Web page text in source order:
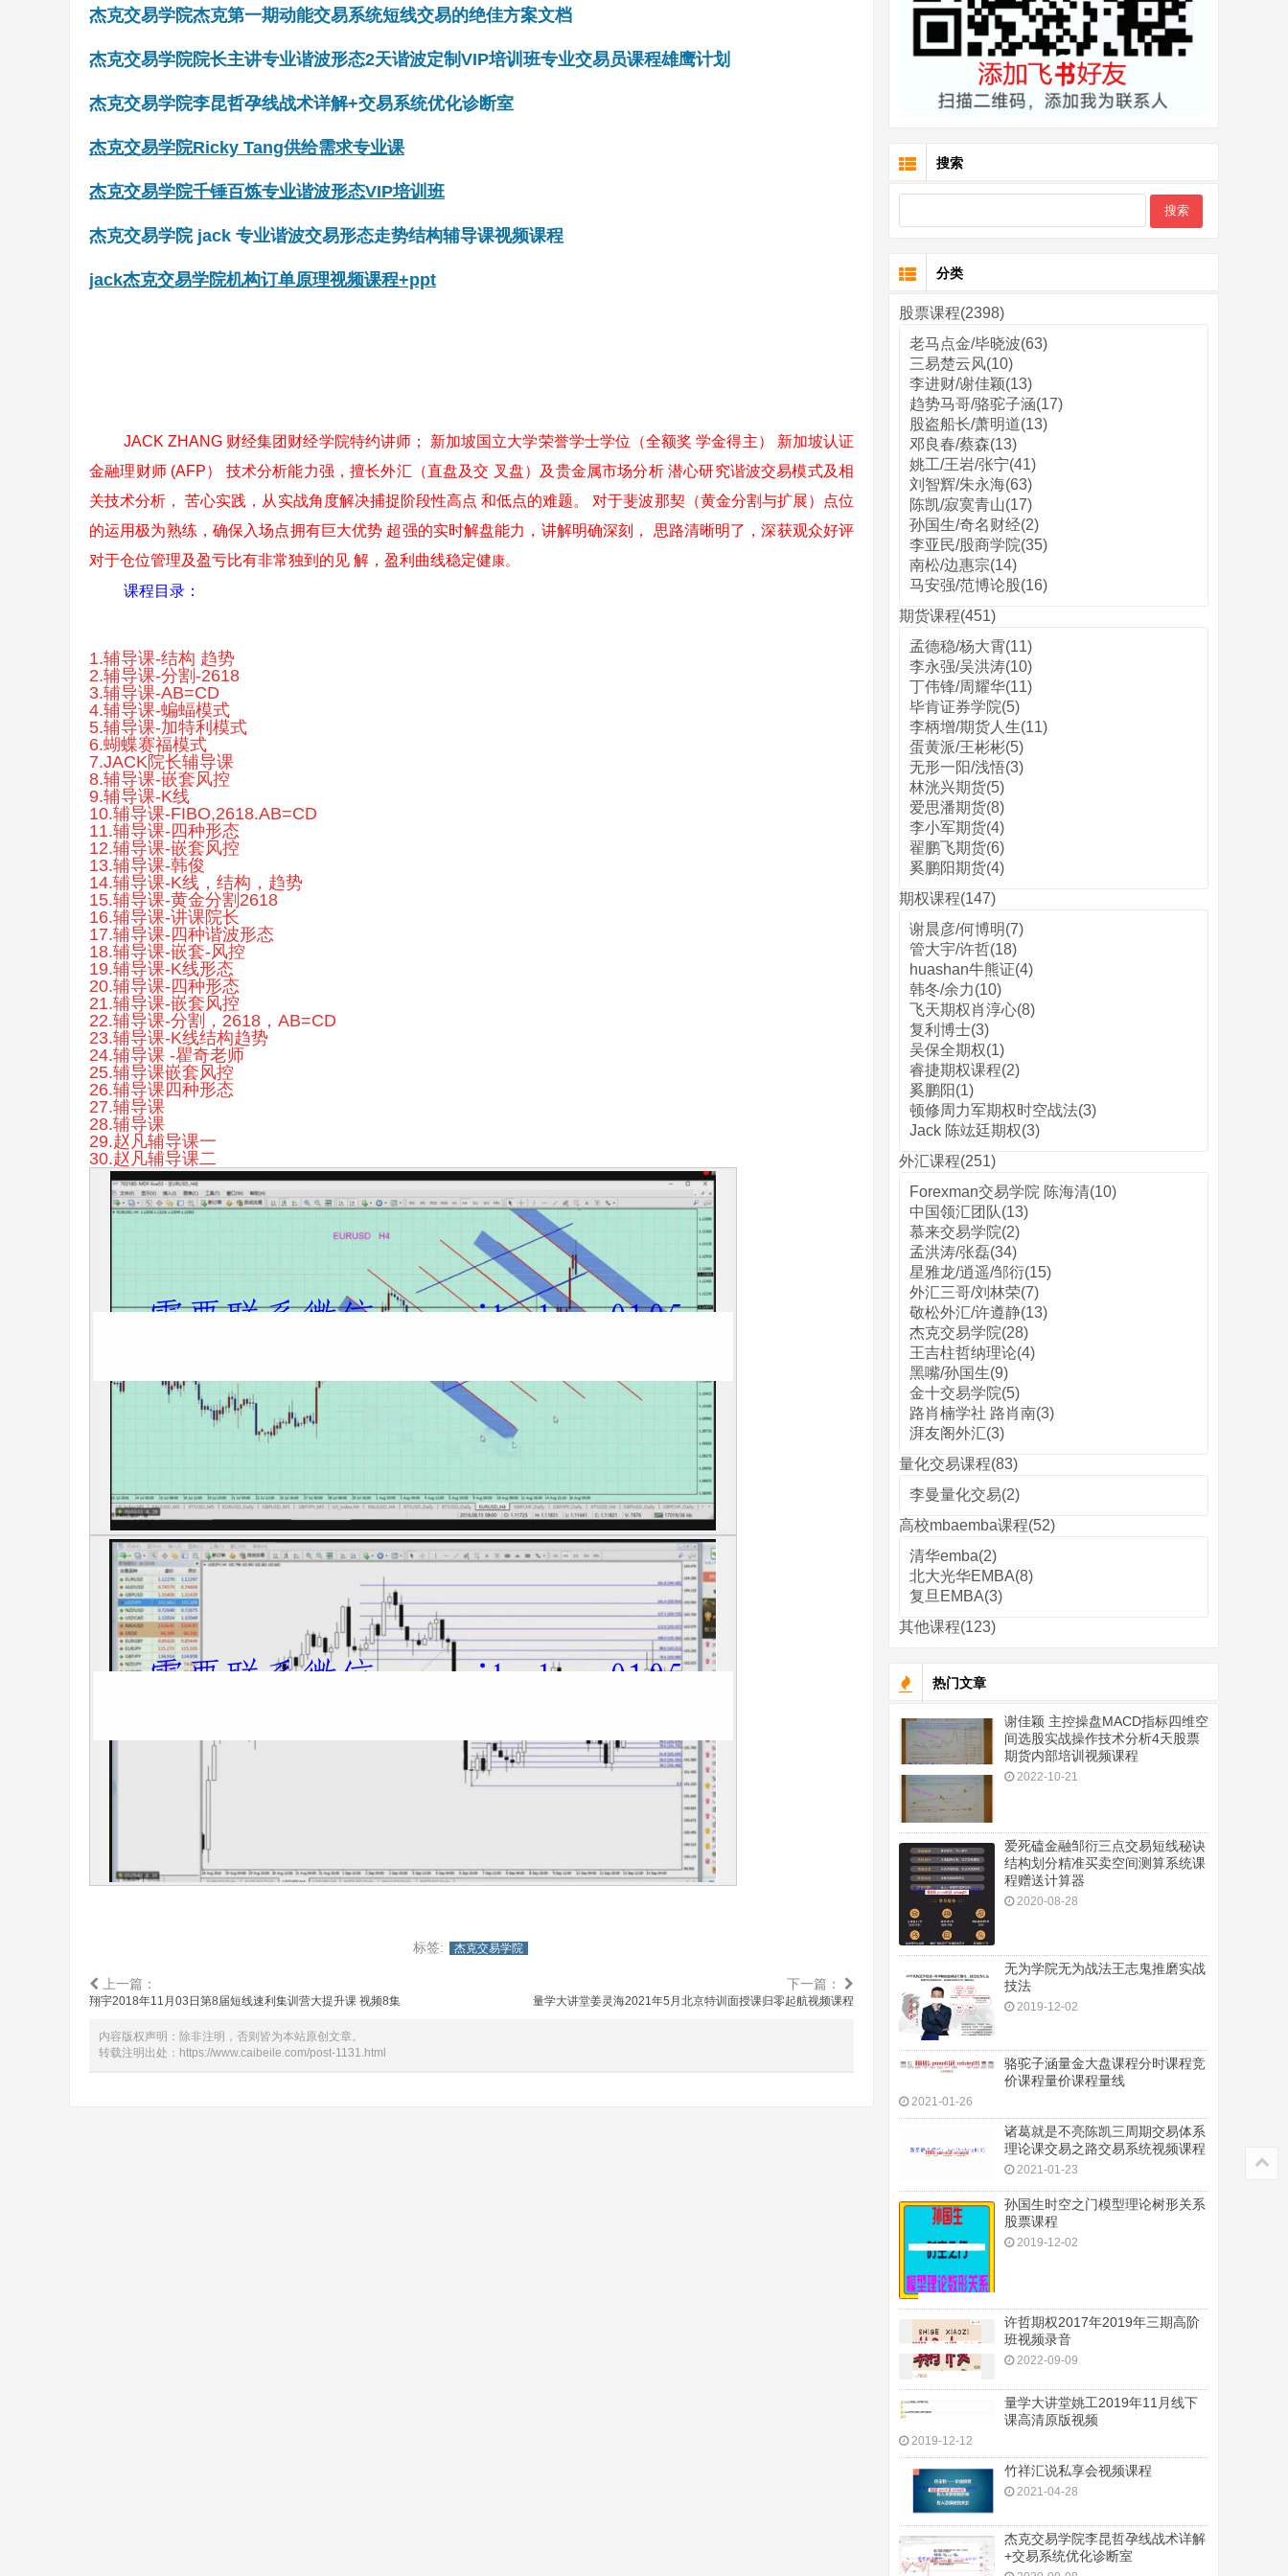
杰克交易学院杰克第一期动能交易系统短线交易的绝佳方案文档
杰克交易学院院长主讲专业谐波形态2天谐波定制VIP培训班专业交易员课程雄鹰计划
杰克交易学院李昆哲孕线战术详解+交易系统优化诊断室
杰克交易学院Ricky Tang供给需求专业课
杰克交易学院千锤百炼专业谐波形态VIP培训班
杰克交易学院 jack 专业谐波交易形态走势结构辅导课视频课程
jack杰克交易学院机构订单原理视频课程+ppt
JACK ZHANG 财经集团财经学院特约讲师； 新加坡国立大学荣誉学士学位（全额奖 学金得主） 新加坡认证
金融理财师 (AFP） 技术分析能力强，擅长外汇（直盘及交 叉盘）及贵金属市场分析 潜心研究谐波交易模式及相
关技术分析， 苦心实践，从实战角度解决捕捉阶段性高点 和低点的难题。 对于斐波那契（黄金分割与扩展）点位
的运用极为熟练，确保入场点拥有巨大优势 超强的实时解盘能力，讲解明确深刻， 思路清晰明了，深获观众好评
对于仓位管理及盈亏比有非常独到的见 解，盈利曲线稳定健康。
课程目录：
1.辅导课-结构 趋势
2.辅导课-分割-2618
3.辅导课-AB=CD
4.辅导课-蝙蝠模式
5.辅导课-加特利模式
6.蝴蝶赛福模式
7.JACK院长辅导课
8.辅导课-嵌套风控
9.辅导课-K线
10.辅导课-FIBO,2618.AB=CD
11.辅导课-四种形态
12.辅导课-嵌套风控
13.辅导课-韩俊
14.辅导课-K线，结构，趋势
15.辅导课-黄金分割2618
16.辅导课-讲课院长
17.辅导课-四种谐波形态
18.辅导课-嵌套-风控
19.辅导课-K线形态
20.辅导课-四种形态
21.辅导课-嵌套风控
22.辅导课-分割，2618，AB=CD
23.辅导课-K线结构趋势
24.辅导课 -瞿奇老师
25.辅导课嵌套风控
26.辅导课四种形态
27.辅导课
28.辅导课
29.赵凡辅导课一
30.赵凡辅导课二
标签: 杰克交易学院
上一篇：
翔宇2018年11月03日第8届短线速利集训营大提升课 视频8集
下一篇：
量学大讲堂姜灵海2021年5月北京特训面授课归零起航视频课程
内容版权声明：除非注明，否则皆为本站原创文章。
转载注明出处： https://www.caibeile.com/post-1131.html
搜索
分类
股票课程(2398)
老马点金/毕晓波(63)
三易楚云风(10)
李进财/谢佳颖(13)
趋势马哥/骆驼子涵(17)
股盗船长/萧明道(13)
邓良春/蔡森(13)
姚工/王岩/张宁(41)
刘智辉/朱永海(63)
陈凯/寂寞青山(17)
孙国生/奇名财经(2)
李亚民/股商学院(35)
南松/边惠宗(14)
马安强/范博论股(16)
期货课程(451)
孟德稳/杨大霄(11)
李永强/吴洪涛(10)
丁伟锋/周耀华(11)
毕肯证券学院(5)
李柄增/期货人生(11)
蛋黄派/王彬彬(5)
无形一阳/浅悟(3)
林洸兴期货(5)
爱思潘期货(8)
李小军期货(4)
翟鹏飞期货(6)
奚鹏阳期货(4)
期权课程(147)
谢晨彦/何博明(7)
管大宇/许哲(18)
huashan牛熊证(4)
韩冬/余力(10)
飞天期权肖淳心(8)
复利博士(3)
吴保全期权(1)
睿捷期权课程(2)
奚鹏阳(1)
顿修周力军期权时空战法(3)
Jack 陈竑廷期权(3)
外汇课程(251)
Forexman交易学院 陈海清(10)
中国领汇团队(13)
慕来交易学院(2)
孟洪涛/张磊(34)
星雅龙/逍遥/邹衍(15)
外汇三哥/刘林荣(7)
敬松外汇/许遵静(13)
杰克交易学院(28)
王吉柱哲纳理论(4)
黑嘴/孙国生(9)
金十交易学院(5)
路肖楠学社 路肖南(3)
湃友阁外汇(3)
量化交易课程(83)
李曼量化交易(2)
高校mbaemba课程(52)
清华emba(2)
北大光华EMBA(8)
复旦EMBA(3)
其他课程(123)
热门文章
谢佳颖 主控操盘MACD指标四维空
间选股实战操作技术分析4天股票
期货内部培训视频课程
2022-10-21
爱死磕金融邹衍三点交易短线秘诀
结构划分精准买卖空间测算系统课
程赠送计算器
2020-08-28
无为学院无为战法王志鬼推磨实战
技法
2019-12-02
骆驼子涵量金大盘课程分时课程竞
价课程量价课程量线
2021-01-26
诸葛就是不亮陈凯三周期交易体系
理论课交易之路交易系统视频课程
2021-01-23
孙国生时空之门模型理论树形关系
股票课程
2019-12-02
许哲期权2017年2019年三期高阶
班视频录音
2022-09-09
量学大讲堂姚工2019年11月线下
课高清原版视频
2019-12-12
竹祥汇说私享会视频课程
2021-04-28
杰克交易学院李昆哲孕线战术详解
+交易系统优化诊断室